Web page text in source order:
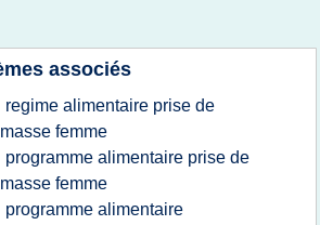
associés
regime alimentaire prise de
masse femme
programme alimentaire prise de
masse femme
programme alimentaire